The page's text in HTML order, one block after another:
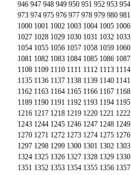
946 947 948 949 950 951 952 953 954
973 974 975 976 977 978 979 980 981
1000 1001 1002 1003 1004 1005 1006
1027 1028 1029 1030 1031 1032 1033
1054 1055 1056 1057 1058 1059 1060
1081 1082 1083 1084 1085 1086 1087
1108 1109 1110 1111 1112 1113 1114
1135 1136 1137 1138 1139 1140 1141
1162 1163 1164 1165 1166 1167 1168
1189 1190 1191 1192 1193 1194 1195
1216 1217 1218 1219 1220 1221 1222
1243 1244 1245 1246 1247 1248 1249
1270 1271 1272 1273 1274 1275 1276
1297 1298 1299 1300 1301 1302 1303
1324 1325 1326 1327 1328 1329 1330
1351 1352 1353 1354 1355 1356 1357